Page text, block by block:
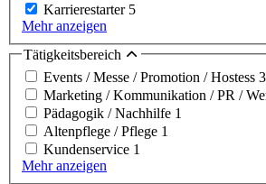
Karrierestarter 5
Mehr anzeigen
Tätigkeitsbereich
Events / Messe / Promotion / Hostess 3
Marketing / Kommunikation / PR /
Pädagogik / Nachhilfe 1
Altenpflege / Pflege 1
Kundenservice 1
Mehr anzeigen